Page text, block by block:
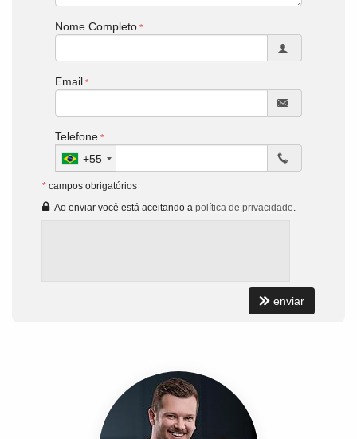
Nome Completo
Email
Telefone
+55
* campos obrigatórios
Ao enviar você está aceitando a política de privacidade
enviar